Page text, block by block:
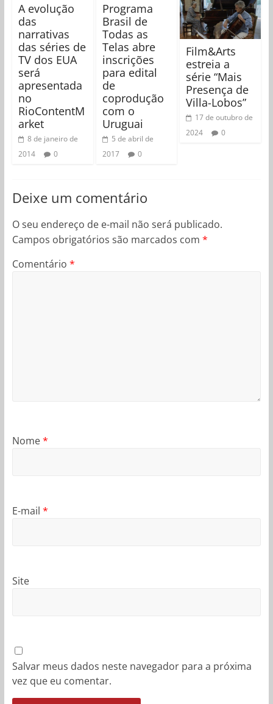
A evolução
das
narrativas
das séries de
TV dos EUA
será
apresentada
no
RioContentM
arket
8 de janeiro de
2014
0
Programa
Brasil de
Todas as
Telas abre
inscrições
para edital
de
coprodução
com o
Uruguai
5 de abril de
2017
0
Film&Arts
estreia a
série “Mais
Presença de
Villa-Lobos”
17 de outubro de
2024
0
Deixe um comentário
O seu endereço de e-mail não será publicado.
Campos obrigatórios são marcados com *
Comentário *
Nome*
E-mail *
Site
Salvar meus dados neste navegador para a próxima
vez que eu comentar.